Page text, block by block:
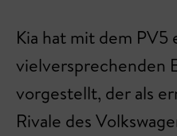
Kia hat mit dem PV5
vielversprechenden
vorgestellt, der als
Rivale des